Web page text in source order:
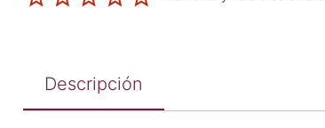
Descripción